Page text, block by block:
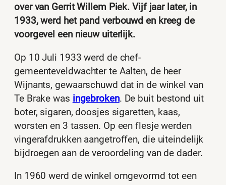
over van Gerrit Willem Piek. Vijf jaar later, in
1933, werd het pand verbouwd en kreeg de
voorgevel een nieuw uiterlijk.
Op 10 Juli 1933 werd de chef-
gemeenteveldwachter te Aalten, de heer
Wijnants, gewaarschuwd dat in de winkel van
Te Brake was ingebroken. De buit bestond uit
boter, sigaren, doosjes sigaretten, kaas,
worsten en 3 tassen. Op een flesje werden
vingerafdrukken aangetroffen, die uiteindelijk
bijdroegen aan de veroordeling van de dader.
In 1960 werd de winkel omgevormd tot een